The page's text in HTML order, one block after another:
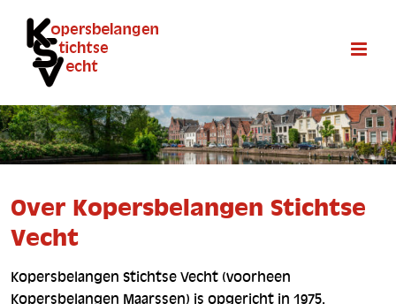
inhoud
Over Kopersbelangen Stichtse
Vecht
Kopersbelangen Stichtse Vecht (voorheen
Kopersbelangen Maarssen) is opgericht in 1975.